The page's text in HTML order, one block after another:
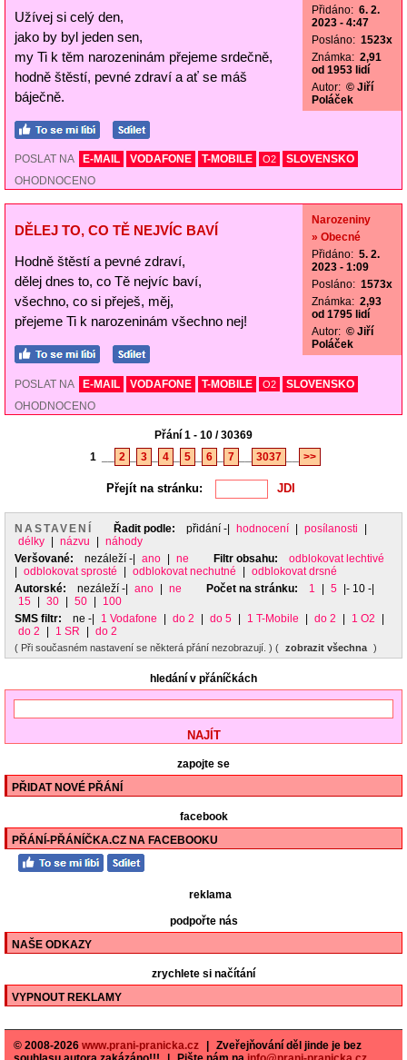
Užívej si celý den,
jako by byl jeden sen,
my Ti k těm narozeninám přejeme srdečně,
hodně štěstí, pevné zdraví a ať se máš
báječně.
Přidáno: 6. 2.
2023 - 4:47
Posláno: 1523x
Známka: 2,91
od 1953 lidí
Autor: © Jiří
Poláček
POSLAT NA E-MAIL VODAFONE T-MOBILE O2
SLOVENSKO
OHODNOCENO
DĚLEJ TO, CO TĚ NEJVÍC BAVÍ
Hodně štěstí a pevné zdraví,
dělej dnes to, co Tě nejvíc baví,
všechno, co si přeješ, měj,
přejeme Ti k narozeninám všechno nej!
Narozeniny
» Obecné
Přidáno: 5. 2.
2023 - 1:09
Posláno: 1573x
Známka: 2,93
od 1795 lidí
Autor: © Jiří
Poláček
POSLAT NA E-MAIL VODAFONE T-MOBILE O2
SLOVENSKO
OHODNOCENO
Přání 1 - 10 / 30369
1
2 3 4 5 6 7 3037 >>
Přejít na stránku:
NASTAVENÍ Řadit podle: přidání -| hodnocení posílanosti
délky
názvu
náhody
Veršované:
nezáleží -| ano ne Filtr obsahu:
odblokovat lechtivé
odblokovat sprosté odblokovat nechutné
odblokovat drsné
Autorské:
nezáleží -| ano ne Počet na stránku: 1 5
|- 10 -|
15
30 50
100
SMS filtr:
ne -| 1 Vodafone do 2 do 5 1 T-Mobile do 2 1 O2
do 2
1 SR do 2
( Při současném nastavení se některá přání nezobrazují. ) ( zobrazit všechna )
hledání v přáníčkách
zapojte se
PŘIDAT NOVÉ PŘÁNÍ
facebook
PŘÁNÍ-PŘÁNÍČKA.CZ NA FACEBOOKU
reklama
podpořte nás
NAŠE ODKAZY
zrychlete si načítání
VYPNOUT REKLAMY
© 2008-2026 www.prani-pranicka.cz
Zveřejňování děl jinde je bez